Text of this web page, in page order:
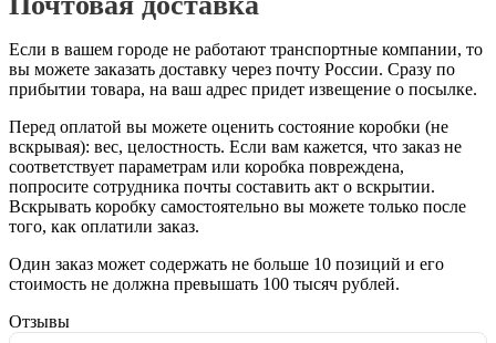
Если в вашем городе не работают транспортные компании, то
вы можете заказать доставку через почту России. Сразу по
прибытии товара, на ваш адрес придет извещение о посылке.
Перед оплатой вы можете оценить состояние коробки (не
вскрывая): вес, целостность. Если вам кажется, что заказ не
соответствует параметрам или коробка повреждена,
попросите сотрудника почты составить акт о вскрытии.
Вскрывать коробку самостоятельно вы можете только после
того, как оплатили заказ.
Один заказ может содержать не больше 10 позиций и его
стоимость не должна превышать 100 тысяч рублей.
Отзывы